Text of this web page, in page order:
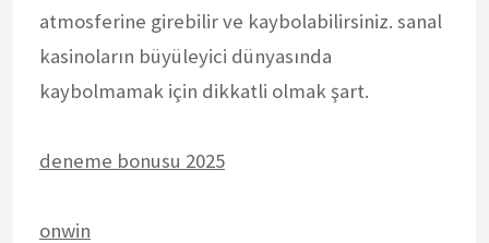
atmosferine girebilir ve kaybolabilirsiniz. sanal
kasinoların büyüleyici dünyasında
kaybolmamak için dikkatli olmak şart.
deneme bonusu 2025
onwin